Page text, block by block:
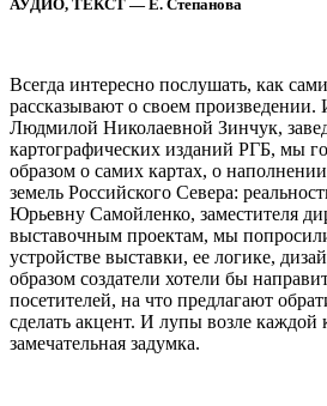
АУДИО, ТЕКСТ — Е. Степанова
Всегда интересно послушать, как
рассказывают о своем произведении.
Людмилой Николаевной Зинчук,
картографических изданий РГБ, мы
образом о самих картах, о
земель Российского Севера:
Юрьевну Самойленко, заместителя
выставочным проектам, мы попросили
устройстве выставки, ее логике,
образом создатели хотели бы
посетителей, на что предлагают
сделать акцент. И лупы возле каждой
замечательная задумка.